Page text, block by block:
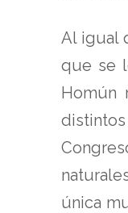
Al igual
que se
Homún
distintos
única